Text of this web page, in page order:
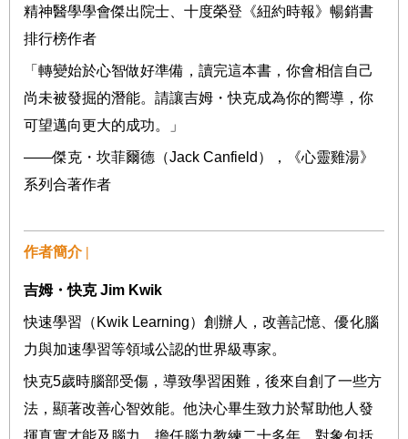
精神醫學學會傑出院士、十度榮登《紐約時報》暢銷書
排行榜作者
「轉變始於心智做好準備，讀完這本書，你會相信自己
尚未被發掘的潛能。請讓吉姆・快克成為你的嚮導，你
可望邁向更大的成功。」
――傑克・坎菲爾德（Jack Canfield ），《心靈雞湯》
系列合著作者
作者簡介 |
吉姆・快克Jim Kwik
快速學習（ Kwik Learning）創辦人，改善記憶、優化腦
力與加速學習等領域公認的世界級專家。
快克5歲時腦部受傷，導致學習困難，後來自創了一些方
法，顯著改善心智效能。他決心畢生致力於幫助他人發
揮真實才能及腦力，擔任腦力教練二十多年，對象包括